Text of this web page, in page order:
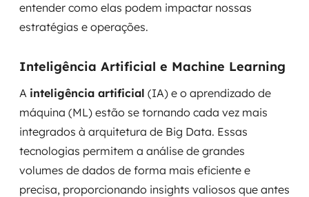
entender como elas podem impactar nossas
estratégias e operações.
Inteligência Artificial e Machine Learning
A inteligência artificial (IA) e o aprendizado de
máquina (ML) estão se tornando cada vez mais
integrados à arquitetura de Big Data. Essas
tecnologias permitem a análise de grandes
volumes de dados de forma mais eficiente e
precisa, proporcionando insights valiosos que antes